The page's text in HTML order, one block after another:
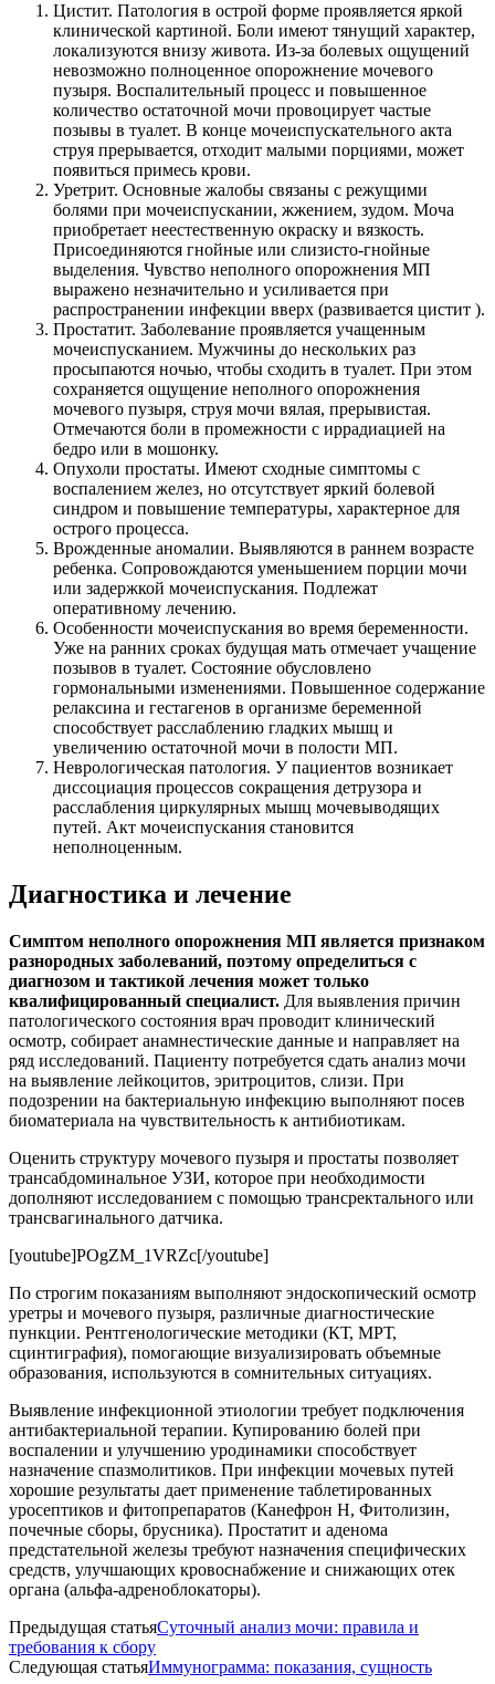
Цистит. Патология в острой форме проявляется яркой
клинической картиной. Боли имеют тянущий характер,
локализуются внизу живота. Из-за болевых ощущений
невозможно полноценное опорожнение мочевого
пузыря. Воспалительный процесс и повышенное
количество остаточной мочи провоцирует частые
позывы в туалет. В конце мочеиспускательного акта
струя прерывается, отходит малыми порциями, может
появиться примесь крови.
Уретрит. Основные жалобы связаны с режущими
болями при мочеиспускании, жжением, зудом. Моча
приобретает неестественную окраску и вязкость.
Присоединяются гнойные или слизисто-гнойные
выделения. Чувство неполного опорожнения МП
выражено незначительно и усиливается при
распространении инфекции вверх (развивается цистит ).
Простатит. Заболевание проявляется учащенным
мочеиспусканием. Мужчины до нескольких раз
просыпаются ночью, чтобы сходить в туалет. При этом
сохраняется ощущение неполного опорожнения
мочевого пузыря, струя мочи вялая, прерывистая.
Отмечаются боли в промежности с иррадиацией на
бедро или в мошонку.
Опухоли простаты. Имеют сходные симптомы с
воспалением желез, но отсутствует яркий болевой
синдром и повышение температуры, характерное для
острого процесса.
Врожденные аномалии. Выявляются в раннем возрасте
ребенка. Сопровождаются уменьшением порции мочи
или задержкой мочеиспускания. Подлежат
оперативному лечению.
Особенности мочеиспускания во время беременности.
Уже на ранних сроках будущая мать отмечает учащение
позывов в туалет. Состояние обусловлено
гормональными изменениями. Повышенное содержание
релаксина и гестагенов в организме беременной
способствует расслаблению гладких мышц и
увеличению остаточной мочи в полости МП.
Неврологическая патология. У пациентов возникает
диссоциация процессов сокращения детрузора и
расслабления циркулярных мышц мочевыводящих
путей. Акт мочеиспускания становится
неполноценным.
Диагностика и лечение
Симптом неполного опорожнения МП является признаком
разнородных заболеваний, поэтому определиться с
диагнозом и тактикой лечения может только
квалифицированный специалист. Для выявления причин
патологического состояния врач проводит клинический
осмотр, собирает анамнестические данные и направляет на
ряд исследований. Пациенту потребуется сдать анализ мочи
на выявление лейкоцитов, эритроцитов, слизи. При
подозрении на бактериальную инфекцию выполняют посев
биоматериала на чувствительность к антибиотикам.
Оценить структуру мочевого пузыря и простаты позволяет
трансабдоминальное УЗИ, которое при необходимости
дополняют исследованием с помощью трансректального или
трансвагинального датчика.
[youtube]POgZM_1VRZc[/youtube]
По строгим показаниям выполняют эндоскопический осмотр
уретры и мочевого пузыря, различные диагностические
пункции. Рентгенологические методики (КТ, МРТ,
сцинтиграфия), помогающие визуализировать объемные
образования, используются в сомнительных ситуациях.
Выявление инфекционной этиологии требует подключения
антибактериальной терапии. Купированию болей при
воспалении и улучшению уродинамики способствует
назначение спазмолитиков. При инфекции мочевых путей
хорошие результаты дает применение таблетированных
уросептиков и фитопрепаратов (Канефрон Н, Фитолизин,
почечные сборы, брусника). Простатит и аденома
предстательной железы требуют назначения специфических
средств, улучшающих кровоснабжение и снижающих отек
органа (альфа-адреноблокаторы).
Предыдущая статьяСуточный анализ мочи: правила и
требования к сбору
Следующая статьяИммунограмма: показания, сущность